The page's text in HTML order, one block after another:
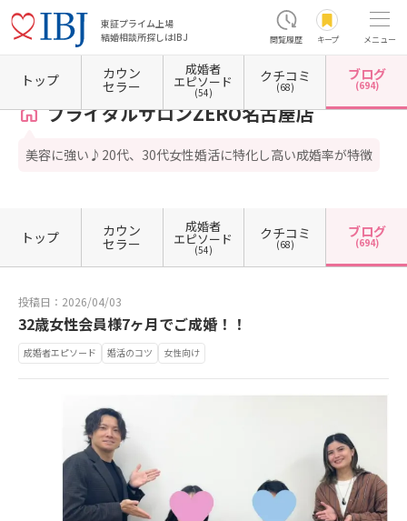
東証プライム上場
結婚相談所探しはIBJ
閲覧履歴 キープ メニュー
ホーム 愛知県の結婚相談所 愛知県名古屋市 愛知県名古屋市中区 愛知県名古屋市中
ブライダルサロンZERO名古屋店
美容に強い♪20代、30代女性婚活に特化し高い成婚率が特徴
トップ カウン
セラー
成婚者
エピソード
(54)
クチコミ
(68)
ブログ
(694)
トップ カウン
セラー
成婚者
エピソード
(54)
クチコミ
(68)
ブログ
(694)
投稿日：2026/04/03
32歳女性会員様7ヶ月でご成婚！！
成婚者エピソード 婚活のコツ 女性向け